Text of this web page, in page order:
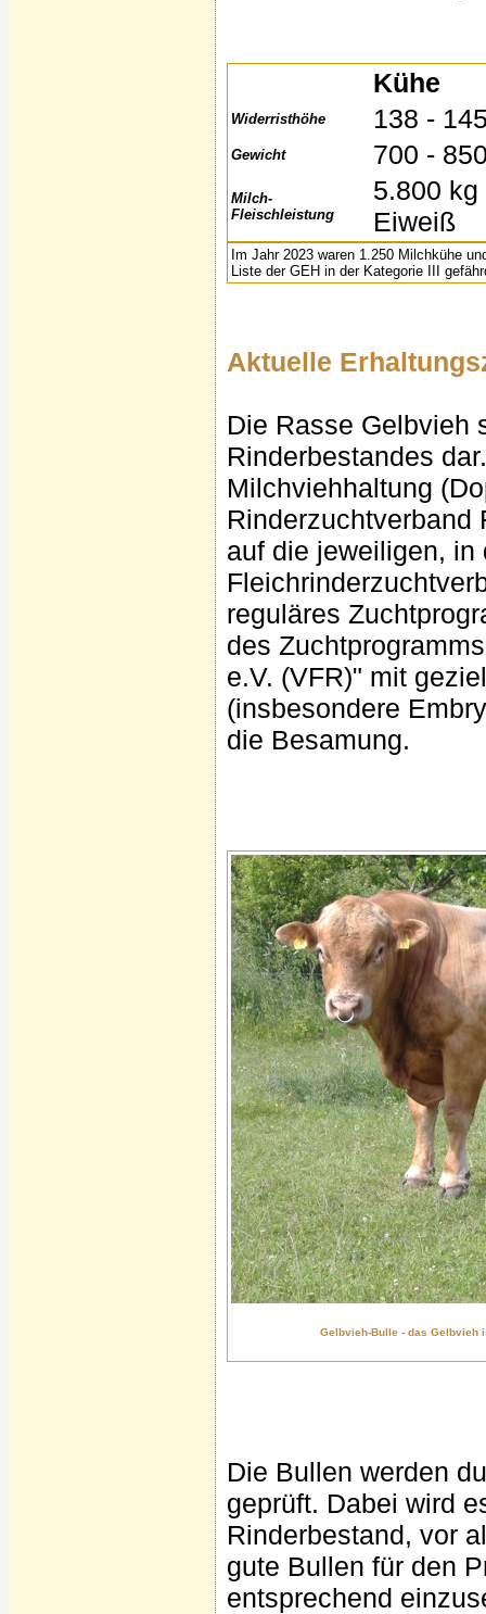
Kühe
Widerristhöhe 138 -
Gewicht 700 -
Milch-
Fleischleistung
5.800
Eiweiß
Im Jahr 2023 waren 1.250 Milchkühe
Liste der GEH in der Kategorie III
Aktuelle
Die Rasse Gelbvieh
Rinderbestandes
Milchviehhaltung
Rinderzuchtverband
auf die jeweiligen, in
reguläres
des
e.V. (VFR)" mit
(insbesondere
die Besamung.
Gelbvieh-Bulle - das Gelbvieh
Die Bullen werden
geprüft. Dabei wird
Rinderbestand, vor
gute Bullen für den
entsprechend